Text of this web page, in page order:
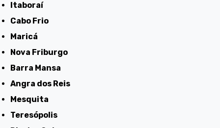
Itaboraí
Cabo Frio
Maricá
Nova Friburgo
Barra Mansa
Angra dos Reis
Mesquita
Teresópolis